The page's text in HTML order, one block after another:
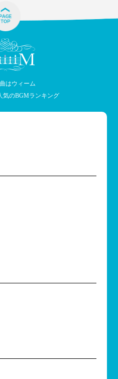
はウィーム
気のBGMランキング